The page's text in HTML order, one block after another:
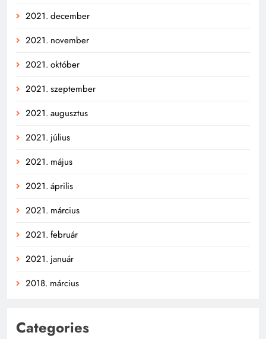
2021. december
2021. november
2021. október
2021. szeptember
2021. augusztus
2021. július
2021. május
2021. április
2021. március
2021. február
2021. január
2018. március
Categories